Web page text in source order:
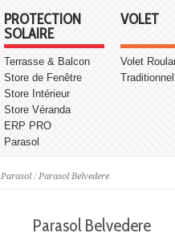
PROTECTION
SOLAIRE
Terrasse & Balcon
Store de Fenêtre
Store Intérieur
Store Véranda
ERP PRO
Parasol
VOLET
Volet
Traditionnel
Parasol /Parasol Belvedere
Parasol Belvedere